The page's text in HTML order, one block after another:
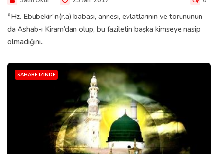
*Hz. Ebubekir’in(r.a) babası, annesi, evlatlarının ve torununun
da Ashab-ı Kiram’dan olup, bu faziletin başka kimseye nasip
olmadığını..
SAHABE IZINDE